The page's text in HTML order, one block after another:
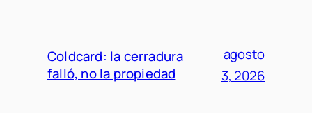
Coldcard: la cerradura
falló, no la propiedad
agosto
3, 2026